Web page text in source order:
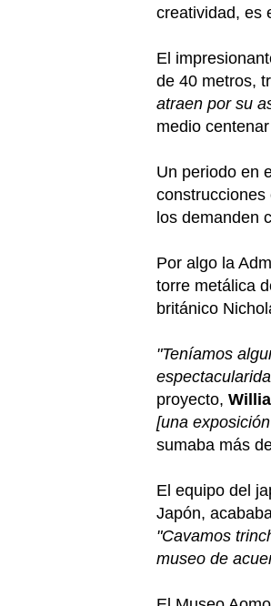
creatividad, es
El
de 40 metros,
atraen por su
medio
Un periodo en
los demanden
Por algo la
torre metálica
británico
"Teníamos
proyecto,
[una
sumaba más
El equipo del
Japón,
"Cavamos
museo de